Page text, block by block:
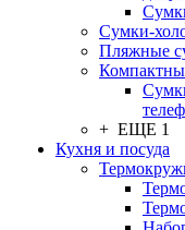
Сумки-
Пляжные
+ ЕЩЕ 1
Кухня и посуда